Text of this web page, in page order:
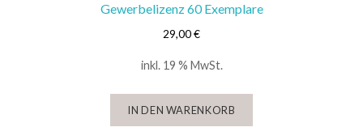
Gewerbelizenz 60 Exemplare
29,00€
inkl. 19 % MwSt.
IN DEN WARENKORB